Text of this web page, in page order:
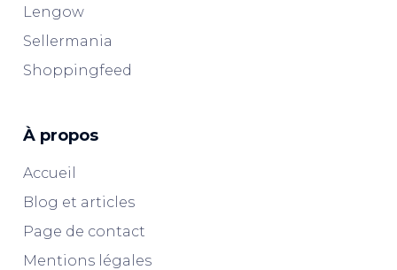
Lengow
Sellermania
Shoppingfeed
À propos
Accueil
Blog et articles
Page de contact
Mentions légales